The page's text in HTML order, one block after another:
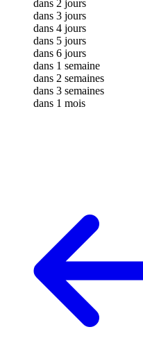
dans 2 jours
dans 3 jours
dans 4 jours
dans 5 jours
dans 6 jours
dans 1 semaine
dans 2 semaines
dans 3 semaines
dans 1 mois